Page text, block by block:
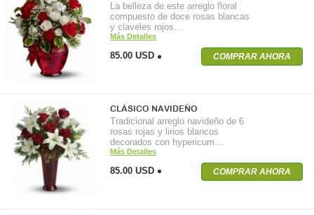
La belleza de este arreglo floral
compuesto de doce rosas blancas
y claveles rojos…
Más Detalles
85.00 USD COMPRAR AHORA
CLÁSICO NAVIDEÑO
Tradicional arreglo navideño de 6
rosas rojas y lirios blancos
decorados con hypericum…
Más Detalles
85.00 USD COMPRAR AHORA